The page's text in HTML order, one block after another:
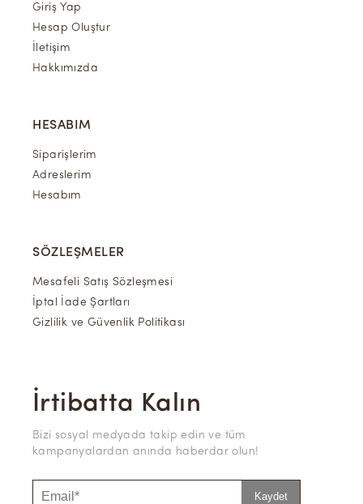
Giriş Yap
Hesap Oluştur
İletişim
Hakkımızda
HESABIM
Siparişlerim
Adreslerim
Hesabım
SÖZLEŞMELER
Mesafeli Satış Sözleşmesi
İptal İade Şartları
Gizlilik ve Güvenlik Politikası
İrtibatta Kalın
Bizi sosyal medyada takip edin ve tüm
kampanyalardan anında haberdar olun!
Kaydet